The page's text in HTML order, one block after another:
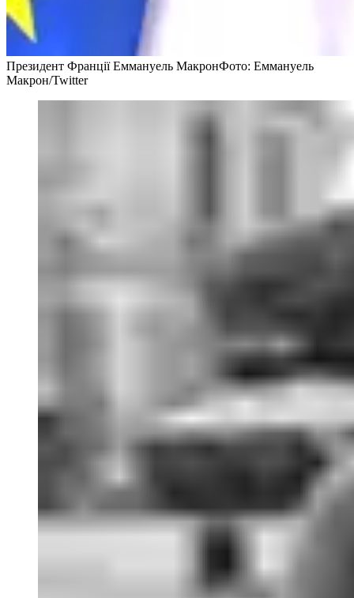
Президент Франції Еммануель МакронФото: Еммануель
Макрон/Twitter